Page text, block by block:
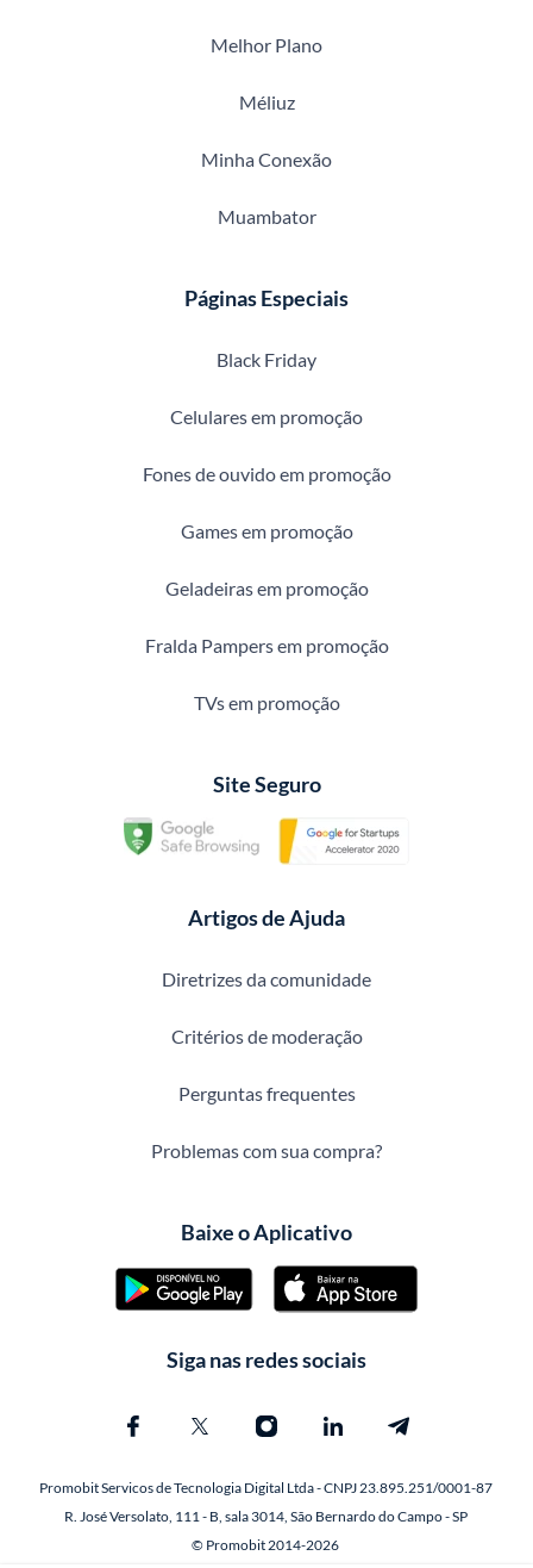
Melhor Plano
Méliuz
Minha Conexão
Muambator
Páginas Especiais
Black Friday
Celulares em promoção
Fones de ouvido em promoção
Games em promoção
Geladeiras em promoção
Fralda Pampers em promoção
TVs em promoção
Site Seguro
Artigos de Ajuda
Diretrizes da comunidade
Critérios de moderação
Perguntas frequentes
Problemas com sua compra?
Baixe o Aplicativo
Siga nas redes sociais
Promobit Servicos de Tecnologia Digital Ltda - CNPJ 23.895.251/0001-87
R. José Versolato, 111 - B, sala 3014, São Bernardo do Campo - SP
© Promobit 2014-2026